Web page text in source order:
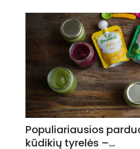
Populiariausios
kūdikių tyrelės –…